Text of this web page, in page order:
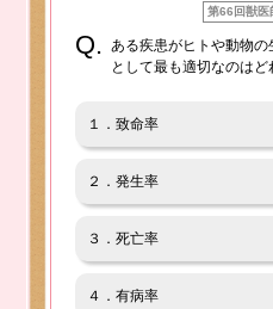
第66回獣医
ある疾患がヒトや動物
として最も適切なのはど
１．致命率
２．発生率
３．死亡率
４．有病率